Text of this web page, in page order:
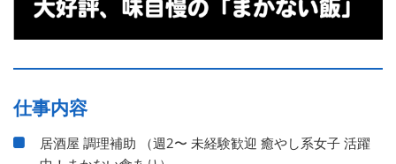
仕事内容
居酒屋 調理補助 （週2〜 未経験歓迎 癒やし系女子 活躍